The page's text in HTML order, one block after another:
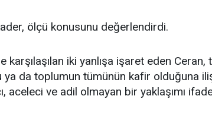
ölçü konusunu değerlendirdi.
iki yanlışa işaret eden Ceran,
da toplumun tümünün kafir olduğuna
aceleci ve adil olmayan bir yaklaşımı